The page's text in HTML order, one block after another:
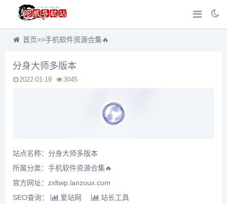
首页>>手机软件资源合集🔥
分身大师多版本
2022-01-19 3045
站点名称：分身大师多版本
所属分类： 手机软件资源合集🔥
官方网址：zxltwp.lanzoux.com
SEO查询：
爱站网 站长工具